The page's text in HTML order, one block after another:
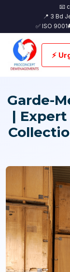
📧
📍 3 Bd
✅ ISO 9001
⚡
Garde-
|